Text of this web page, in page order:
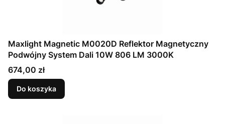
Maxlight Magnetic M0020D Reflektor Magnetyczny
Podwójny System Dali 10W 806 LM 3000K
Cena
674,00 zł
Do koszyka